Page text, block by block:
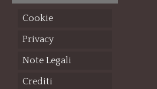
Cookie
Privacy
Note Legali
Crediti